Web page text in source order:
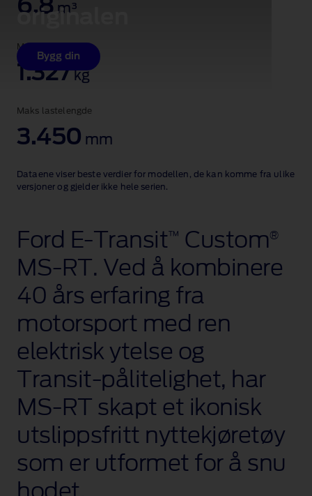
originalen
Bygg din
6,8 m³
Maks. nyttelast
1.327 kg
Maks lastelengde
3.450 mm
Dataene viser beste verdier for modellen, de kan komme fra ulike
versjoner og gjelder ikke hele serien.
Ford E‑Transit ™ Custom®
MS‑RT. Ved å kombinere
40 års erfaring fra
motorsport med ren
elektrisk ytelse og
Transit‑pålitelighet, har
MS‑RT skapt et ikonisk
utslippsfritt nyttekjøretøy
som er utformet for å snu